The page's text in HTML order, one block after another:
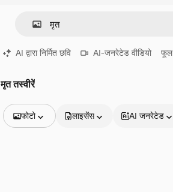
AI द्वारा निर्मित छवि AI-जनरेटेड वीडियो फूल
मृत तस्वीरें
फोटो लाइसेंस AI जनरेटेड